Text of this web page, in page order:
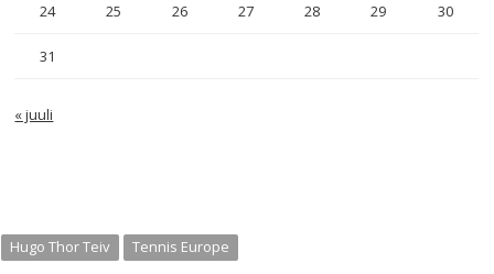
24 25 26 27 28 29 30
31
« juuli
Hugo Thor Teiv Tennis Europe